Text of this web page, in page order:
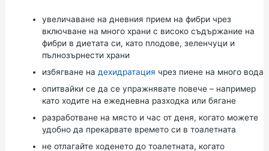
увеличаване на дневния прием на фибри чрез
включване на много храни с високо съдържание на
фибри в диетата си, като плодове, зеленчуци и
пълнозърнести храни
избягване на дехидратация чрез пиене на много вода
опитвайки се да се упражняватеповече – например
като ходитена ежедневна разходка или бягане
разработване на място и час от деня, когато можете
удобно да прекарвате времето си в тоалетната
не отлагайте ходенето до тоалетната, когато